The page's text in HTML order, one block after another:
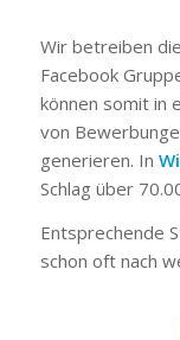
Wir betreiben
Facebook
können somit in
von
generieren. In
Schlag über
Entsprechende
schon oft nach